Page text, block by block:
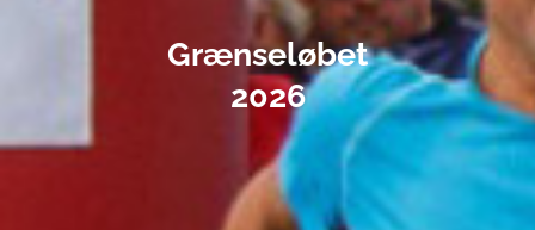
Grænseløbet
2026